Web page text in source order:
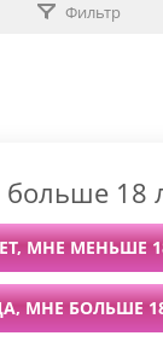
Фильтр
момент нет
18